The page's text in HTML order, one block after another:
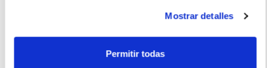
Mostrar detalles
Permitir todas
A. VOGEL
Boldocynara Gotas (100ml)